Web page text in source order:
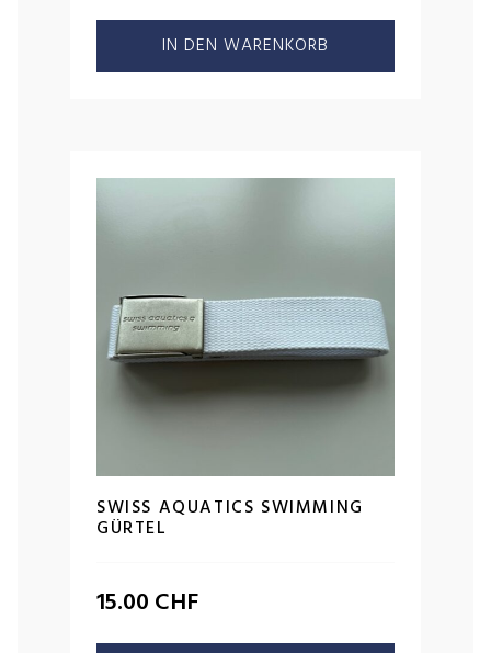
IN DEN WARENKORB
SWISS AQUATICS SWIMMING
GÜRTEL
15.00 CHF